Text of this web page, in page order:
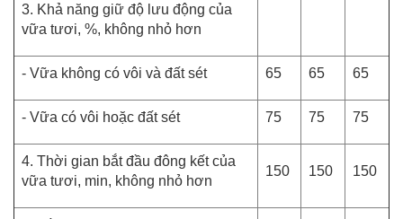
3. Khả năng giữ độ lưu động của
vữa tươi, %, không nhỏ hơn
- Vữa không có vôi và đất sét 65 65 65
- Vữa có vôi hoặc đất sét 75 75 75
4. Thời gian bắt đầu đông kết của
vữa tươi, min, không nhỏ hơn
150 150 150